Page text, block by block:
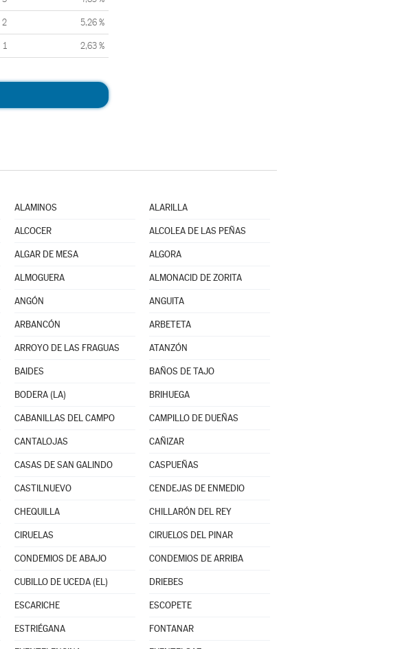
2 5,26 %
1 2,63 %
ALAMINOS ALARILLA
ALCOCER ALCOLEA DE LAS PEÑAS
ALGAR DE MESA ALGORA
ALMOGUERA ALMONACID DE ZORITA
ANGÓN ANGUITA
ARBANCÓN ARBETETA
ARROYO DE LAS FRAGUAS ATANZÓN
BAIDES BAÑOS DE TAJO
BODERA (LA) BRIHUEGA
CABANILLAS DEL CAMPO CAMPILLO DE DUEÑAS
CANTALOJAS CAÑIZAR
CASAS DE SAN GALINDO CASPUEÑAS
CASTILNUEVO CENDEJAS DE ENMEDIO
CHEQUILLA CHILLARÓN DEL REY
CIRUELAS CIRUELOS DEL PINAR
CONDEMIOS DE ABAJO CONDEMIOS DE ARRIBA
CUBILLO DE UCEDA (EL) DRIEBES
ESCARICHE ESCOPETE
ESTRIÉGANA FONTANAR